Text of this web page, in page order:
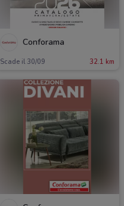
Conforama
Scade il 30/09 32.1 km